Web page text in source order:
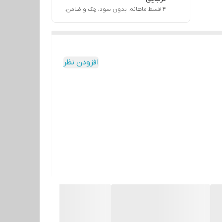
۴ قسط ماهانه. بدون سود، چک و ضامن.
افزودن نظر